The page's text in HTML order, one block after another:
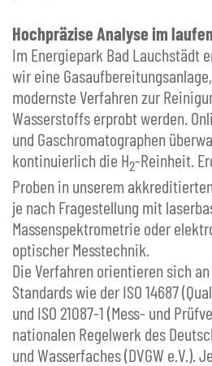
Hochpräzise Analyse im
Im Energiepark Bad Lauchstädt
wir eine
modernste Verfahren zur
Wasserstoffs erprobt werden.
und Gaschromatographen
kontinuierlich die H2-Reinheit.
Proben in unserem
je nach Fragestellung mit
Massenspektrometrie oder
optischer Messtechnik.
Die Verfahren orientieren sich
Standards wie der ISO 14687
und ISO 21087-1 (Mess- und
nationalen Regelwerk des
und Wasserfaches (DVGW e.V.).